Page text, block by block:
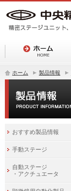
ホーム 製品情報
おすすめ製品情報
手動ステージ
自動ステージ
・アクチュエータ